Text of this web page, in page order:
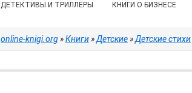
ДЕТЕКТИВЫ И ТРИЛЛЕРЫ
КНИГИ О БИЗНЕСЕ
online-knigi.org»Книги»Детские»Детские стихи